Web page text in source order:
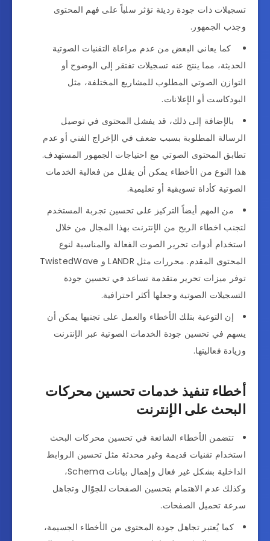
تسجيلات ذات جودة رديئة تؤثر سلباً على فهم المحتوى
وجذب الجمهور.
كما يعاني البعض من عدم مراعاة التقنيات الصوتية
الحديثة، مما ينتج عنه تسجيلات تفتقر إلى الوضوح أو
التوازن الصوتي المطلوب للمشاريع المختلفة، مثل
البودكاست أو الإعلانات.
بالإضافة إلى ذلك، قد يفشل المحتوى في توصيل
الرسالة المطلوبة بسبب ضعف في الإخراج الفني أو عدم
تطابق المحتوى الصوتي مع احتياجات الجمهور المستهدف.
هذا النوع من الأخطاء يمكن أن يقلل من فعالية الخدمات
الصوتية كأداة تسويقية أو تعليمية.
من المهم أيضاً التركيز على تحسين تجربة المستخدم
لتجنب اخطاء الربح من الإنترنت بهذا المجال من خلال
استخدام أدوات تحرير الصوت الفعالة والمناسبة لنوع
المحتوى المقدم. محررات مثل LANDR و TwistedWave
توفر ميزات تحرير متقدمة تساعد في تحسين جودة
التسجيلات الصوتية وجعلها أكثر احترافية.
إن التوعية بتلك الأخطاء والعمل على تجنبها يمكن أن
يسهم في تحسين جودة الخدمات الصوتية عبر الإنترنت
وزيادة فعاليتها.
أخطاء تنفيذ خدمات تحسين محركات
البحث على الإنترنت
تتضمن الأخطاء الشائعة في تحسين محركات البحث
استخدام تقنيات قديمة وغير محدثة مثل تحسين الروابط
الداخلية بشكل غير فعال وإهمال بيانات Schema،
وكذلك عدم الاهتمام بتحسين الصفحات للجوّال وتجاهل
سرعة تحميل الصفحات.
كما يُعتبر تجاهل جودة المحتوى من الأخطاء الجسيمة،